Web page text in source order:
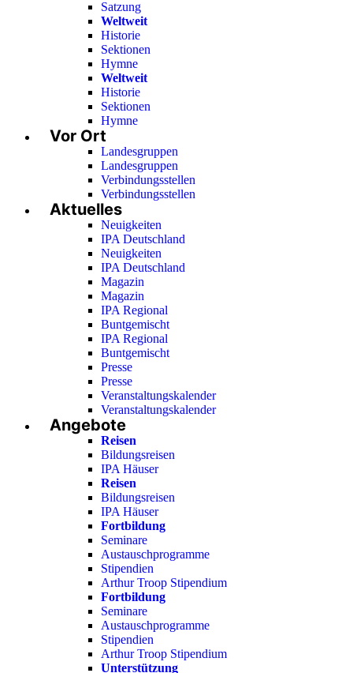
Satzung
Weltweit
Historie
Sektionen
Hymne
Weltweit
Historie
Sektionen
Hymne
Vor Ort
Landesgruppen
Landesgruppen
Verbindungsstellen
Verbindungsstellen
Aktuelles
Neuigkeiten
IPA Deutschland
Neuigkeiten
IPA Deutschland
Magazin
Magazin
IPA Regional
Buntgemischt
IPA Regional
Buntgemischt
Presse
Presse
Veranstaltungskalender
Veranstaltungskalender
Angebote
Reisen
Bildungsreisen
IPA Häuser
Reisen
Bildungsreisen
IPA Häuser
Fortbildung
Seminare
Austauschprogramme
Stipendien
Arthur Troop Stipendium
Fortbildung
Seminare
Austauschprogramme
Stipendien
Arthur Troop Stipendium
Unterstützung